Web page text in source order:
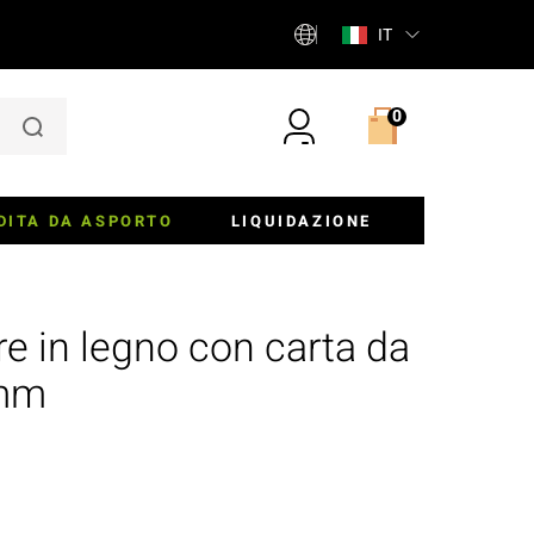
IT
0
DA ASPORTO
E Insalatiere
Panini E Torte
LIQUIDAZIONE
in legno con carta da